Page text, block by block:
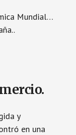
Mundial…
y
en una